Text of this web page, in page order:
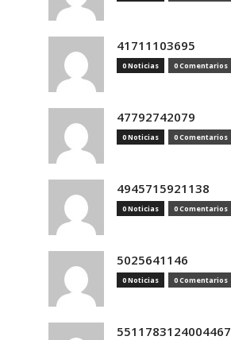
41711103695
0 Noticias 0 Comentarios
47792742079
0 Noticias 0 Comentarios
4945715921138
0 Noticias 0 Comentarios
5025641146
0 Noticias 0 Comentarios
5511783124004467